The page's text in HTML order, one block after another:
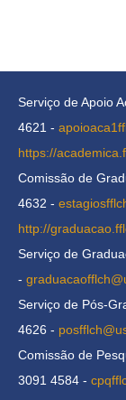
Serviço de Apoio
4621 -
https://
Comissão de
4632 -
http://
Serviço de
-
Serviço de Pós-
4626 -
Comissão de
3091 4584 -